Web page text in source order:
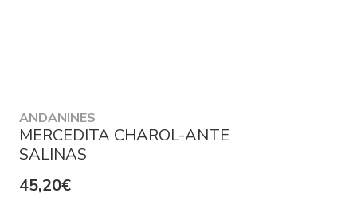
ANDANINES
MERCEDITA CHAROL-ANTE
SALINAS
45,20€